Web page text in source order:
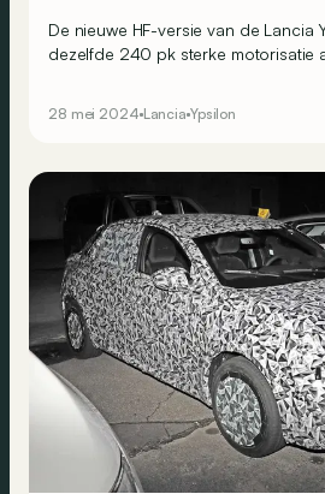
De nieuwe HF-versie van de Lancia
dezelfde 240 pk sterke motorisatie
28 mei 2024 Lancia Ypsilon